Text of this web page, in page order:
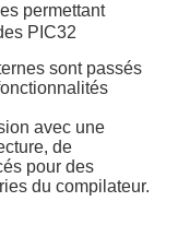
permettant
PIC32
sont passés
avec une
de
pour des
du compilateur.